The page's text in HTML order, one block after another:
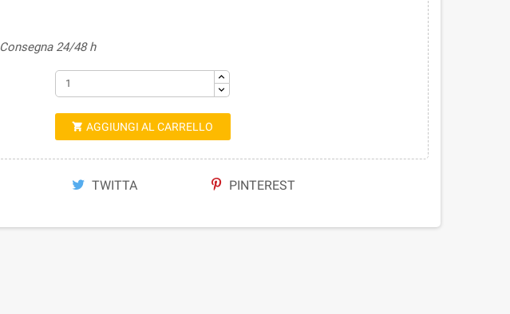
Consegna 24/48 h
 AGGIUNGI AL CARRELLO
TWITTA PINTEREST